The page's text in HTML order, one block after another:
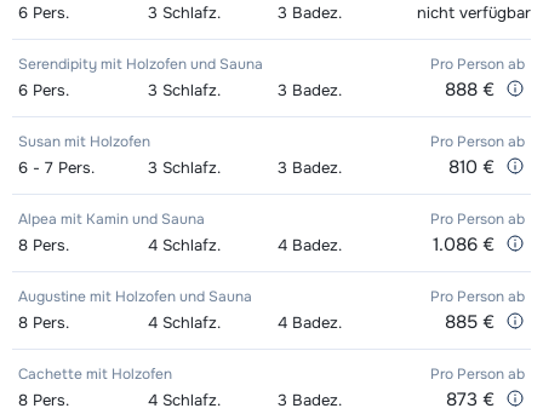
6 Pers. 3 Schlafz. 3 Badez. nicht verfügbar
Serendipity mit Holzofen und Sauna Pro Personab
6 Pers. 3 Schlafz. 3 Badez. 888 €
Susan mit Holzofen Pro Personab
6 - 7 Pers. 3 Schlafz. 3 Badez. 810 €
Alpea mit Kamin und Sauna Pro Personab
8 Pers. 4 Schlafz. 4 Badez. 1.086 €
Augustine mit Holzofen und Sauna Pro Personab
8 Pers. 4 Schlafz. 4 Badez. 885 €
Cachette mit Holzofen Pro Personab
8 Pers. 4 Schlafz. 3 Badez. 873 €